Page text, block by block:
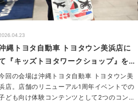
縄トヨタ自動車 トヨタウン美浜店に
『キッズトヨタワークショップ』を開
！
回の会場は沖縄トヨタ自動車 トヨタウン美
店。店舗のリニューアル1周年イベントでの
ども向け体験コンテンツとして2つのコンテ